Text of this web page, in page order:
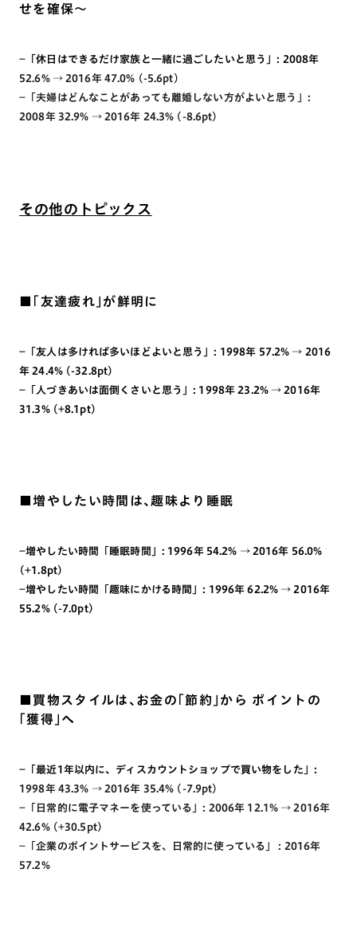
せを確保～
−「休日はできるだけ家族と一緒に過ごしたいと思う」: 2008年
52.6% → 2016年 47.0% (-5.6pt)
−「夫婦はどんなことがあっても離婚しない方がよいと思う」:
2008年 32.9% → 2016年 24.3% (-8.6pt)
その他のトピックス
■「友達疲れ」が鮮明に
−「友人は多ければ多いほどよいと思う」: 1998年 57.2% → 2016
年 24.4% (-32.8pt)
−「人づきあいは面倒くさいと思う」: 1998年 23.2% → 2016年
31.3% (+8.1pt)
■増やしたい時間は、趣味より睡眠
−増やしたい時間「睡眠時間」: 1996年 54.2% → 2016年 56.0%
(+1.8pt)
−増やしたい時間「趣味にかける時間」: 1996年 62.2% → 2016年
55.2% (-7.0pt)
■買物スタイルは、お金の「節約」から ポイントの
「獲得」へ
−「最近1年以内に、ディスカウントショップで買い物をした」:
1998年 43.3% → 2016年 35.4% (-7.9pt)
−「日常的に電子マネーを使っている」: 2006年 12.1% → 2016年
42.6% (+30.5pt)
−「企業のポイントサービスを、日常的に使っている」 : 2016年
57.2%